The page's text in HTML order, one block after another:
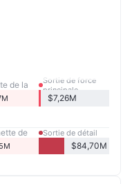
de la
Sortie de force
principale
$7,26M
de
Sortie de détail
$84,70M